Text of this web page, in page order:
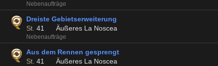
Nebenaufträge
Dreiste Gebietserweiterung
St. 41 Äußeres La Noscea
Nebenaufträge
Aus dem Rennen gesprengt
St. 41 Äußeres La Noscea